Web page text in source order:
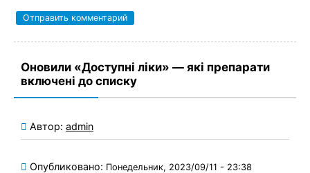
Оновили «Доступні ліки» — які препарати
включені до списку
Автор: admin
Опубликовано: Понедельник, 2023/09/11 - 23:38